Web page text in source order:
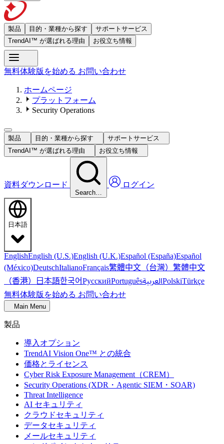
製品 目的・業種から探す
サポートサービス
TrendAI™ が選ばれる理由
お役立ち情報
無料体験版を始める お問い合わせ
ホームページ
プラットフォーム
Security Operations
製品 目的・業種から探す
サポートサービス
TrendAI™ が選ばれる理由
お役立ち情報
資料ダウンロード
Search…
ログイン
日本語
EnglishEnglish (U.S.)English (U.K.)Español (España)Español
(México)DeutschItalianoFrançais繁體中文（台灣） 繁體中文
（香港） 日本語한국어РусскийPortuguêsالعربيةPolskiTürkçe
無料体験版を始める お問い合わせ
Main Menu
製品
導入オプション
TrendAI Vision One™ との統合
価格とライセンス
Cyber Risk Exposure Management（CREM）
Security Operations (XDR・Agentic SIEM・SOAR)
Threat Intelligence
AI セキュリティ
クラウドセキュリティ
データセキュリティ
メールセキュリティ